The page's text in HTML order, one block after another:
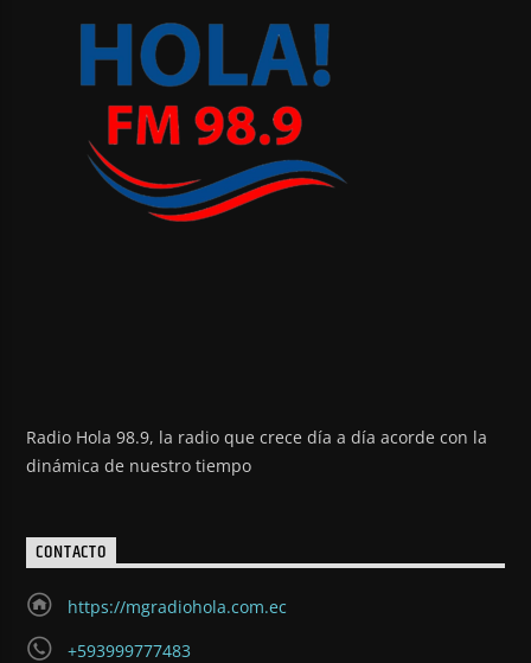
Radio Hola 98.9, la radio que crece día a día acorde con la
dinámica de nuestro tiempo
CONTACTO
https://mgradiohola.com.ec
+593999777483